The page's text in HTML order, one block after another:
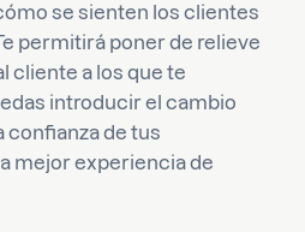
se sienten los clientes
permitirá poner de relieve
cliente a los que te
introducir el cambio
confianza de tus
mejor experiencia de